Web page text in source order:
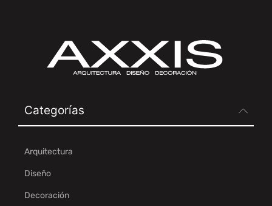
Categorías
Arquitectura
Diseño
Decoración